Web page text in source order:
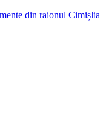
din raionul Cimișlia